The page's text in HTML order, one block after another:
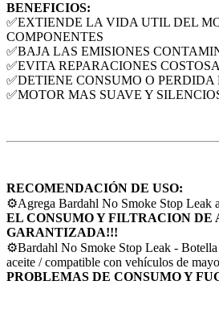
BENEFICIOS:
✅EXTIENDE LA VIDA UTIL DEL
COMPONENTES
✅BAJA LAS EMISIONES
✅EVITA REPARACIONES
✅DETIENE CONSUMO O PERDIDA
✅MOTOR MAS SUAVE Y
RECOMENDACIÓN DE USO:
⚙️Agrega Bardahl No Smoke Stop Leak
EL CONSUMO Y FILTRACION
GARANTIZADA!!!
⚙️Bardahl No Smoke Stop Leak - Botella
aceite / compatible con vehículos de
PROBLEMAS DE CONSUMO Y